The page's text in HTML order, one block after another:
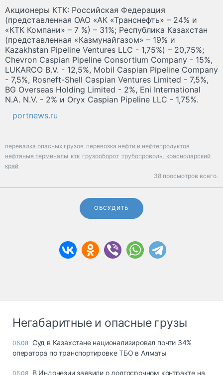
Акционеры КТК: Российская Федерация
(представленная ОАО «АК «Транснефть» – 24% и
«КТК Компани» – 7 %) – 31%; Республика Казахстан
(представленная «Казмунайгазом» – 19% и
Kazakhstan Pipeline Ventures LLC - 1,75%) – 20,75%;
Chevron Caspian Pipeline Consortium Company - 15%,
LUKARCO B.V. - 12,5%, Mobil Caspian Pipeline Company
- 7,5%, Rosneft-Shell Caspian Ventures Limited - 7,5%,
BG Overseas Holding Limited - 2%, Eni International
N.A. N.V. - 2% и Oryx Caspian Pipeline LLC - 1,75%.
portnews.ru
перевалка опасных грузов перевозка нефти и нефтепродуктов
нефтяные терминалы ктк грузооборот трубопроводы краснодарский
край
38 просмотров всего.
ОБСУДИТЬ
Негабаритные и опасные грузы
06.08 Суд в Казахстане национализировал почти 34%
оператора по транспортировке ТБО в Алматы
05.08 В Индонезии заявили о долгосрочном контракте на